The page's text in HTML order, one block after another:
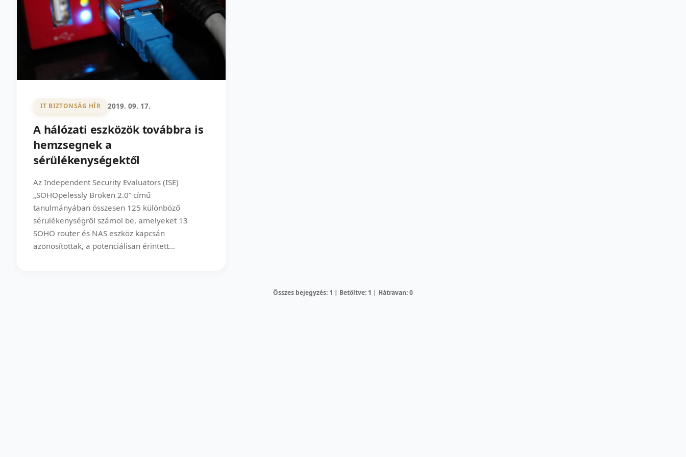
IT BIZTONSÁG HÍR 2019. 09. 17.
A hálózati eszközök továbbra is
hemzsegnek a
sérülékenységektől
Az Independent Security Evaluators (ISE)
„SOHOpelessly Broken 2.0” című
tanulmányában összesen 125 különböző
sérülékenységről számol be, amelyeket 13
SOHO router és NAS eszköz kapcsán
azonosítottak, a potenciálisan érintett...
Összes bejegyzés: 1 | Betöltve: 1 | Hátravan: 0